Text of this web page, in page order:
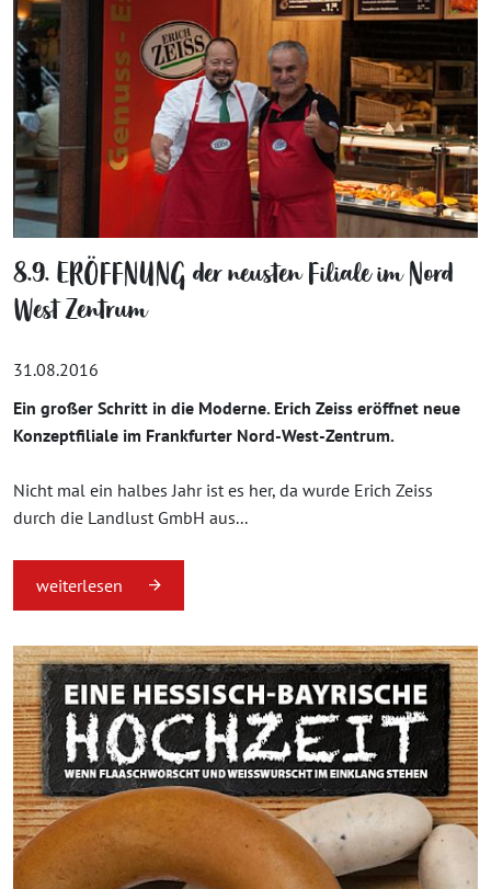
8.9. ERÖFFNUNG der neusten Filiale im Nord
West Zentrum
31.08.2016
Ein großer Schritt in die Moderne. Erich Zeiss eröffnet neue
Konzeptfiliale im Frankfurter Nord-West-Zentrum.
Nicht mal ein halbes Jahr ist es her, da wurde Erich Zeiss
durch die Landlust GmbH aus...
weiterlesen